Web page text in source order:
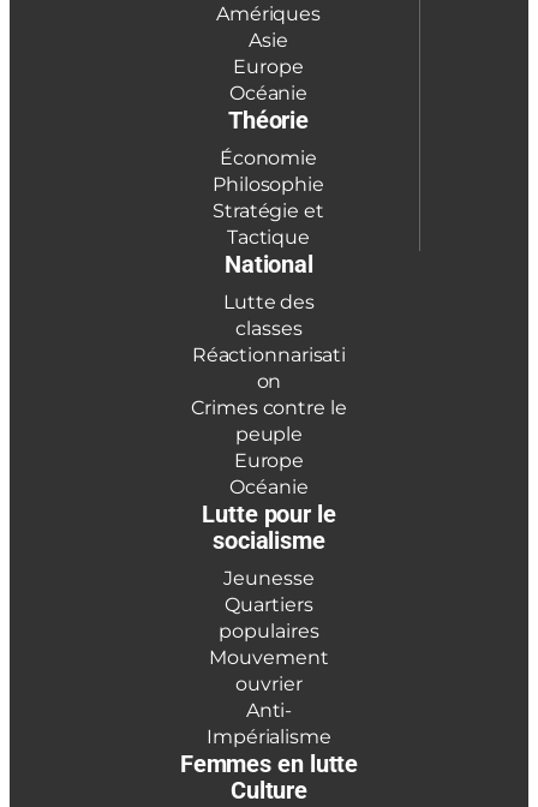
Amériques
Asie
Europe
Océanie
Théorie
Économie
Philosophie
Stratégie et
Tactique
National
Lutte des
classes
Réactionnarisati
on
Crimes contre le
peuple
Europe
Océanie
Lutte pour le
socialisme
Jeunesse
Quartiers
populaires
Mouvement
ouvrier
Anti-
Impérialisme
Femmes en lutte
Culture